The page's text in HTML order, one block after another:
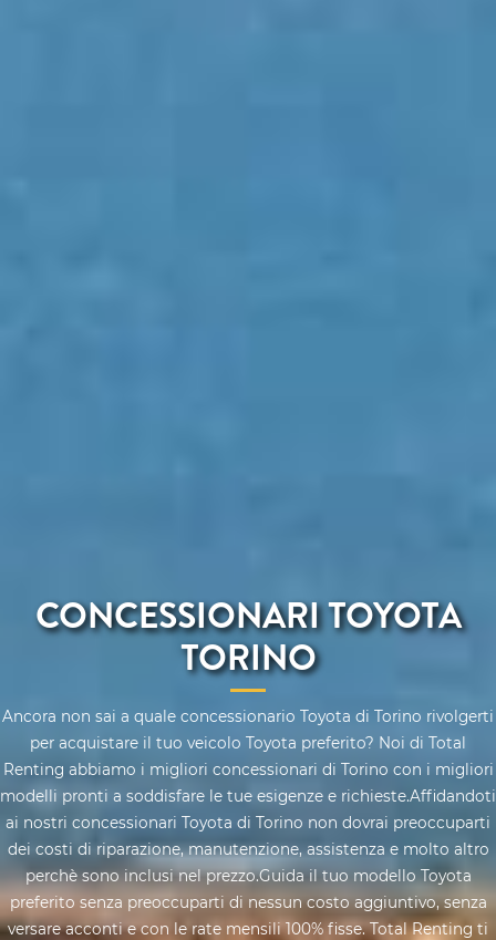
CONCESSIONARI TOYOTA
TORINO
Ancora non sai a quale concessionario Toyota di Torino rivolgerti
per acquistare il tuo veicolo Toyota preferito? Noi di Total
Renting abbiamo i migliori concessionari di Torino con i migliori
modelli pronti a soddisfare le tue esigenze e richieste.Affidandoti
ai nostri concessionari Toyota di Torino non dovrai preoccuparti
dei costi di riparazione, manutenzione, assistenza e molto altro
perchè sono inclusi nel prezzo.Guida il tuo modello Toyota
preferito senza preoccuparti di nessun costo aggiuntivo, senza
versare acconti e con le rate mensili 100% fisse. Total Renting ti